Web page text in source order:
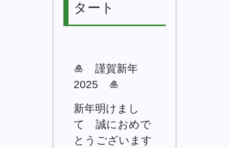
タート
🎍 謹賀新年
2025 🎍
新年明けまし
て 誠におめで
とうございます